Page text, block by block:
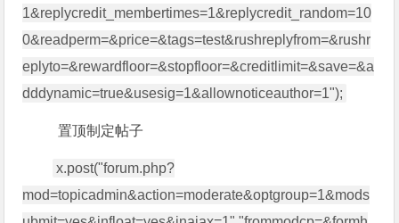
1&replycredit_membertimes=1&replycredit_random=10
0&readperm=&price=&tags=test&rushreplyfrom=&rushr
eplyto=&rewardfloor=&stopfloor=&creditlimit=&save=&a
dddynamic=true&usesig=1&allownoticeauthor=1");
置顶制定帖子
x.post("forum.php?
mod=topicadmin&action=moderate&optgroup=1&mods